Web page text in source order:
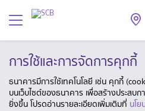
การใช้และการจัดการคุกกี้
ธนาคารมีการใช้เทคโนโลยี เช่น คุกกี้
บนเว็บไซต์ของธนาคาร เพื่อสร้างประสบ
ยิ่งขึ้น โปรดอ่านรายละเอียดเพิ่มเติมที่ นโ